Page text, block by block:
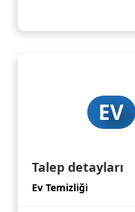
EV
Talep detayları
Ev Temizliği